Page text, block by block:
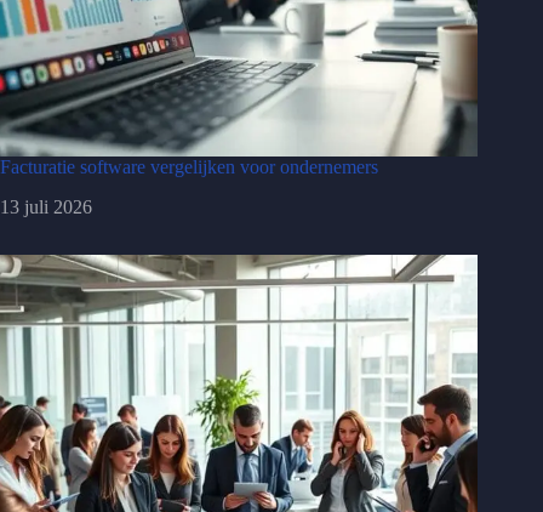
Facturatie software vergelijken voor ondernemers
13 juli 2026